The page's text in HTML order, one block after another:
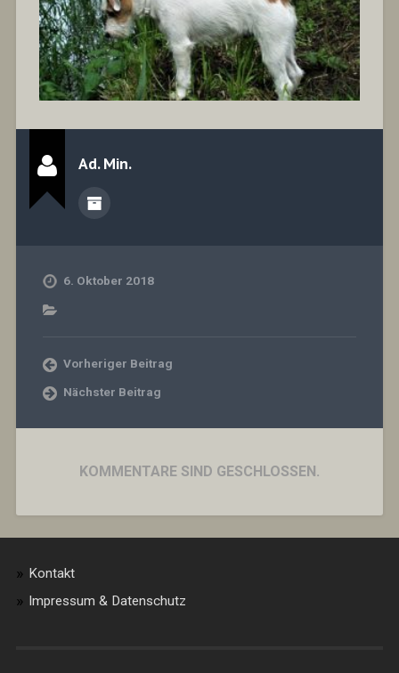
Ad. Min.
6. Oktober 2018
Vorheriger Beitrag
Nächster Beitrag
KOMMENTARE SIND GESCHLOSSEN.
Kontakt
Impressum & Datenschutz